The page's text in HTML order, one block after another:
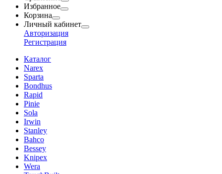
Избранное
Корзина
Личный кабинет
Авторизация
Регистрация
Каталог
Narex
Sparta
Bondhus
Rapid
Pinie
Sola
Irwin
Stanley
Bahco
Bessey
Knipex
Wera